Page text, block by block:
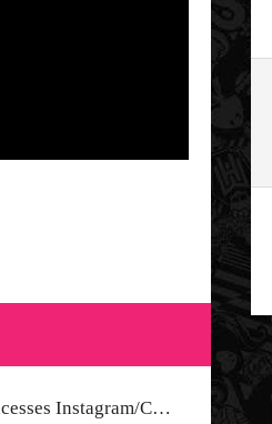
Monster High Vs Disney Princesses Instagram/Состязание на лучшее селфи — игры Монстер Хай